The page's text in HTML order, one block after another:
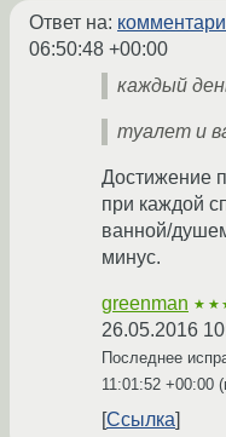
Ответ на:
06:50:48 +00:00
каждый
туалет и
Достижение
при каждой
ванной/
минус.
greenman
26.05.2016
Последнее
11:01:52 +00:00
Ссылка